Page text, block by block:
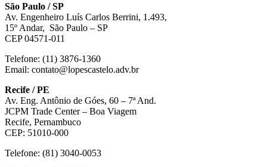
São Paulo / SP
Av. Engenheiro Luís Carlos Berrini, 1.493,
15º Andar, São Paulo – SP
CEP 04571-011
Telefone: (11) 3876-1360
Email: contato@lopescastelo.adv.br
Recife / PE
Av. Eng. Antônio de Góes, 60 – 7ª And.
JCPM Trade Center – Boa Viagem
Recife, Pernambuco
CEP: 51010-000
Telefone: (81) 3040-0053